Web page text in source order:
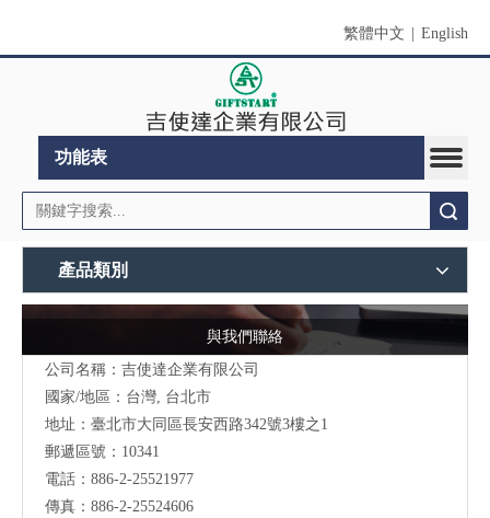
繁體中文 English
功能表
產品類別
與我們聯絡
公司名稱：吉使達企業有限公司
國家/地區：台灣, 台北市
地址：臺北市大同區長安西路342號3樓之1
郵遞區號：10341
電話：886-2-25521977
傳真：886-2-25524606